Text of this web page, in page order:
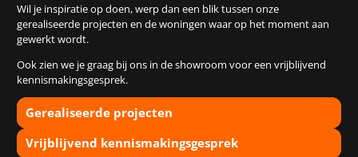
Wil je inspiratie op doen, werp dan een blik tussen onze
gerealiseerde projecten en de woningen waar op het moment aan
gewerkt wordt.
Ook zien we je graag bij ons in de showroom voor een vrijblijvend
kennismakingsgesprek.
Gerealiseerde projecten
Vrijblijvend kennismakingsgesprek